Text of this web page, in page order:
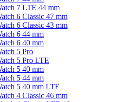
7 LTE 44 mm
6 Classic 47 mm
6 Classic 43 mm
6 44 mm
6 40 mm
5 Pro
5 Pro LTE
5 40 mm
5 44 mm
5 40 mm LTE
4 Classic 46 mm